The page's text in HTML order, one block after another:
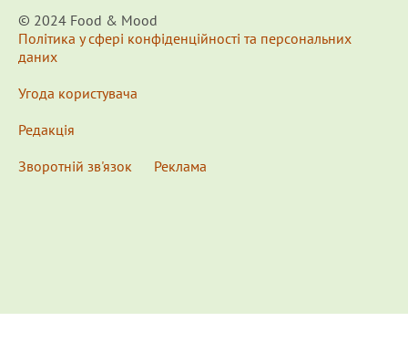
© 2024 Food & Мood
Політика у сфері конфіденційності та персональних
даних
Угода користувача
Редакція
Зворотній зв'язок
Реклама